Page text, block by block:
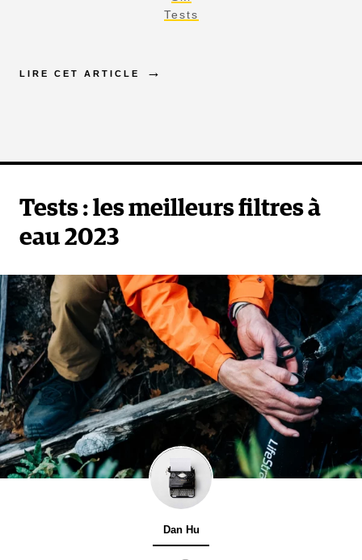
Tests
LIRE CET ARTICLE
Tests : les meilleurs filtres à
eau 2023
Dan Hu